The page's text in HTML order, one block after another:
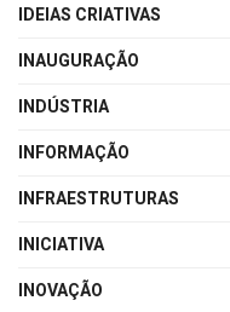
IDEIAS CRIATIVAS
INAUGURAÇÃO
INDÚSTRIA
INFORMAÇÃO
INFRAESTRUTURAS
INICIATIVA
INOVAÇÃO